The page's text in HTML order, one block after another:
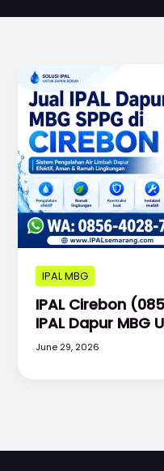
IPAL MBG
IPAL Cirebon
IPAL Dapur MBG
June 29, 2026